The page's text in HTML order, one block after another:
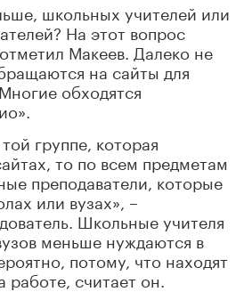
школьных учителей или
На этот вопрос
Макеев. Далеко не
на сайты для
обходятся
группе, которая
то по всем предметам
преподаватели, которые
или вузах», –
Школьные учителя
меньше нуждаются в
потому, что находят
считает он.